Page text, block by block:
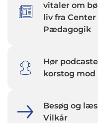
vitaler om
liv fra
Pædagogik
Hør
korstog mod
Besøg og
Vilkår